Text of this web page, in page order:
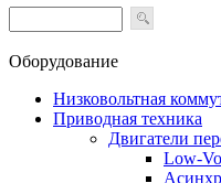
Оборудование
Низковольтная
Приводная техника
Двигатели
Low-